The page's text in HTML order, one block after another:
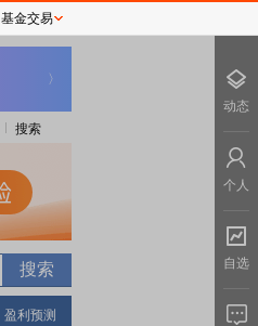
搜索
盈利预测
基金交易
动态
个人
自选